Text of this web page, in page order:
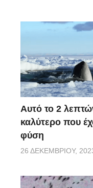
Αυτό το 2
καλύτερο που
φύση
26 ΔΕΚΕΜΒΡΊΟΥ,